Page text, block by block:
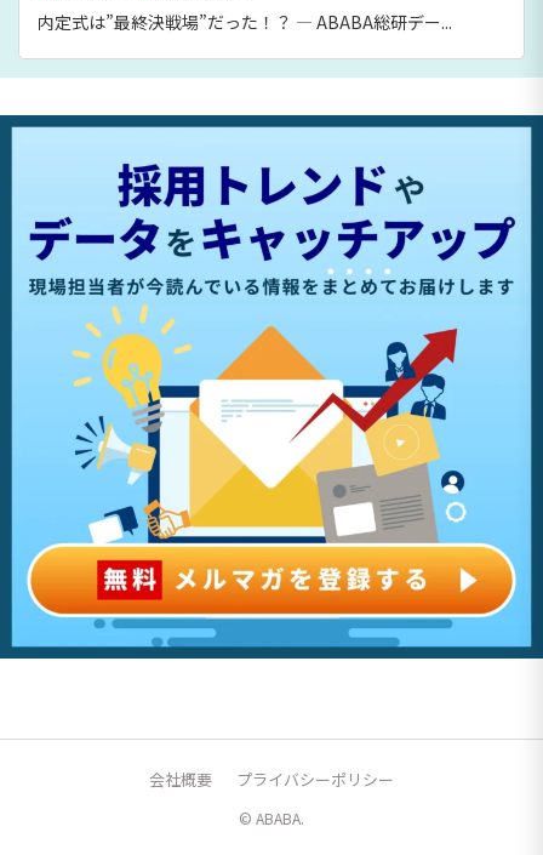
内定式は”最終決戦場”だった！？ ― ABABA総研デー...
会社概要 プライバシーポリシー
© ABABA.